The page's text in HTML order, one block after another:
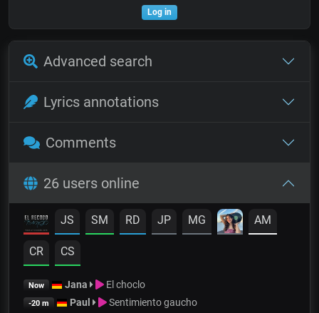
Log in
Advanced search
Lyrics annotations
Comments
26 users online
JS SM RD JP MG AM
CR CS
Now Jana El choclo
-20 m Paul Sentimiento gaucho